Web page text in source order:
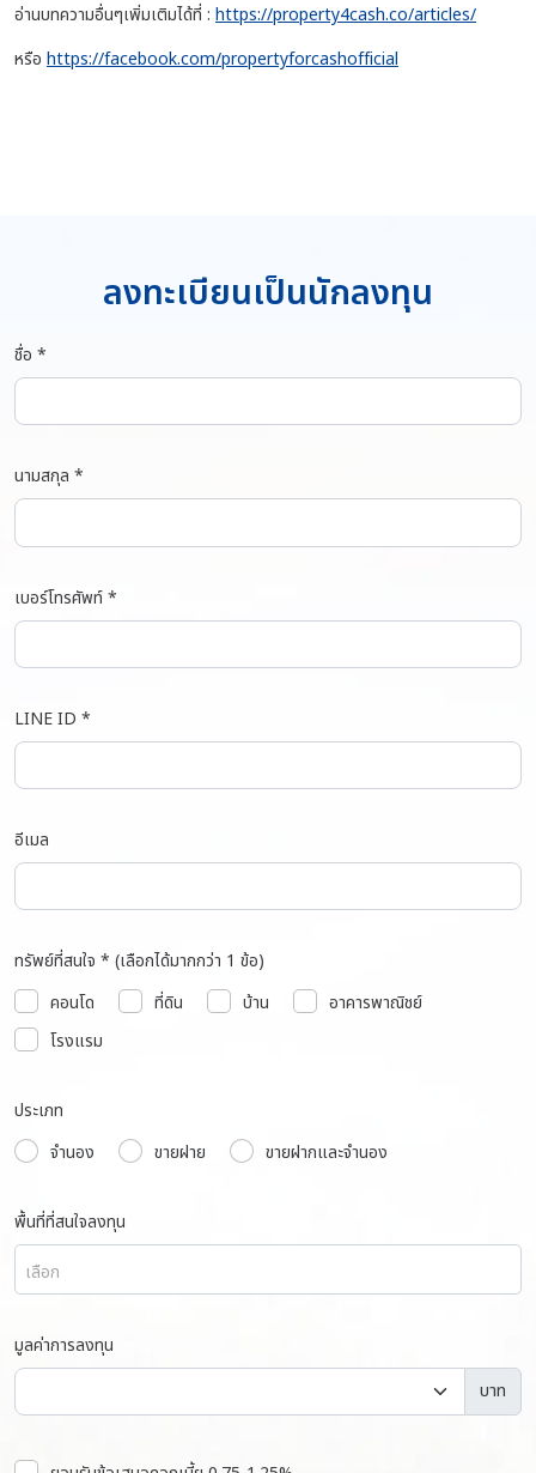
อ่านบทความอื่นๆเพิ่มเติมได้ที่ : https://property4cash.co/articles/
หรือ https://facebook.com/propertyforcashofficial
ลงทะเบียนเป็นนักลงทุน
ชื่อ *
นามสกุล *
เบอร์โทรศัพท์ *
LINE ID *
อีเมล
ทรัพย์ที่สนใจ * (เลือกได้มากกว่า 1 ข้อ)
คอนโด
ที่ดิน บ้าน
อาคารพาณิชย์
โรงแรม
ประเภท
จำนอง
ขายฝาย ขายฝากและจำนอง
พื้นที่ที่สนใจลงทุน
เลือก
มูลค่าการลงทุน
บาท